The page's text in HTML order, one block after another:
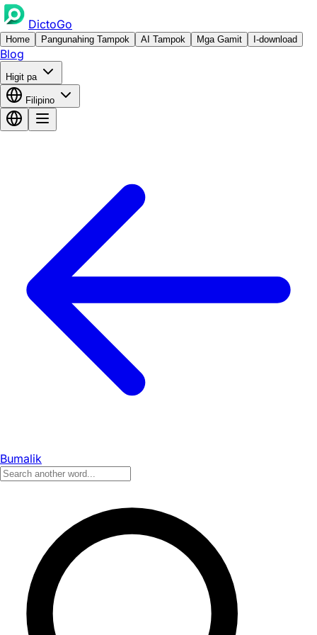
DictoGo
Home Pangunahing Tampok AI Tampok Mga Gamit I-download
Blog
Higit pa
Filipino
Bumalik